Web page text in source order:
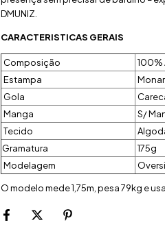
DMUNIZ.
CARACTERISTICAS GERAIS
Composição
100%
Estampa
Gola
Manga
S/
Tecido
Gramatura
175g
Modelagem
O modelo mede 1,75m, pesa 79kg e